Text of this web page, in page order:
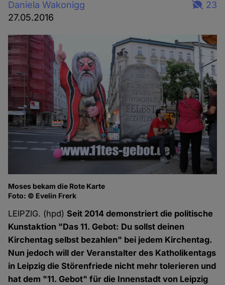
Daniela Wakonigg
27.05.2016
23
Moses bekam die Rote Karte
Foto: © Evelin Frerk
LEIPZIG. (hpd)Seit 2014 demonstriert die politische
Kunstaktion "Das 11. Gebot: Du sollst deinen
Kirchentag selbst bezahlen" bei jedem Kirchentag.
Nun jedoch will der Veranstalter des Katholikentags
in Leipzig die Störenfriede nicht mehr tolerieren und
hat dem "11. Gebot" für die Innenstadt von Leipzig